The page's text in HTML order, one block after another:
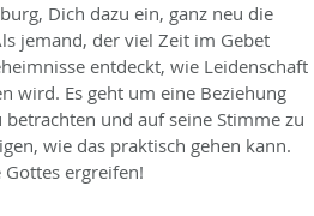
Dich dazu ein, ganz neu die
jemand, der viel Zeit im Gebet
entdeckt, wie Leidenschaft
wird. Es geht um eine Beziehung
und auf seine Stimme zu
wie das praktisch gehen kann.
Gottes ergreifen!